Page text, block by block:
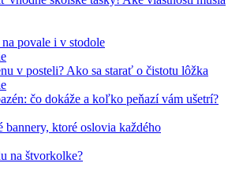
povale i v stodole
v posteli? Ako sa starať o čistotu lôžka
čo dokáže a koľko peňazí vám ušetrí?
ktoré oslovia každého
na štvorkolke?